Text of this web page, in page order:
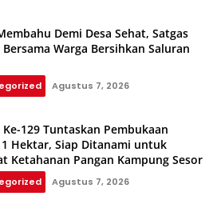
Demi Desa Sehat, Satgas
Bersama Warga Bersihkan Saluran
Agustus 7, 2026
Ke-129 Tuntaskan Pembukaan
1 Hektar, Siap Ditanami untuk
Ketahanan Pangan Kampung Sesor
Agustus 7, 2026